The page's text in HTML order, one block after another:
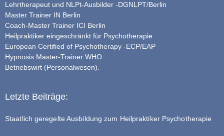
Lehrtherapeut und NLPt-Ausbilder -DGNLPT/Berlin
Master Trainer IN Berlin
Coach-Master Trainer ICI Berlin
Heilpraktiker eingeschränkt für Psychotherapie
European Certified of Psychotherapy -ECP/EAP
Hypnosis Master-Trainer WHO
Betriebswirt (Personalwesen).
Letzte Beiträge:
Staatlich geregelte Ausbildung zum Heilpraktiker Psychotherapie